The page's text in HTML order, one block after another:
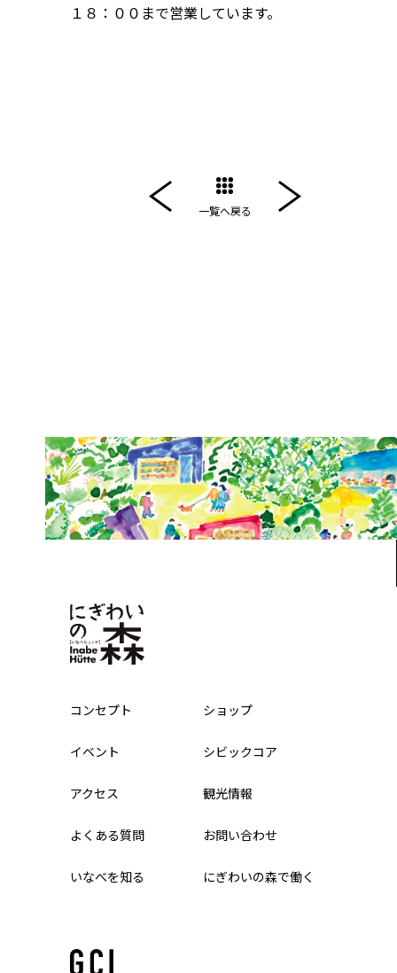
１８：００まで営業しています。
一覧へ戻る
コンセプト ショップ
イベント シビックコア
アクセス 観光情報
よくある質問 お問い合わせ
いなべを知る にぎわいの森で働く